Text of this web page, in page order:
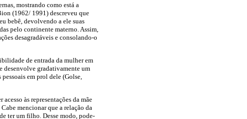
mostrando como está a
(1962/ 1991) descreveu que
bebê, devolvendo a ele suas
pelo continente materno. Assim,
desagradáveis e consolando-o
de entrada da mulher em
desenvolve gradativamente um
em prol dele (Golse,
às representações da mãe
mencionar que a relação da
ter um filho. Desse modo, pode-